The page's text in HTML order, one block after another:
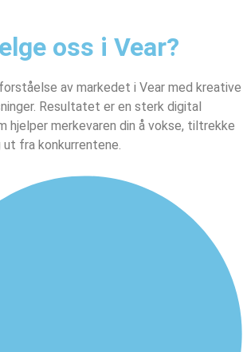
oss i Vear?
av markedet i Vear med kreative
Resultatet er en sterk digital
merkevaren din å vokse, tiltrekke
ut fra konkurrentene.